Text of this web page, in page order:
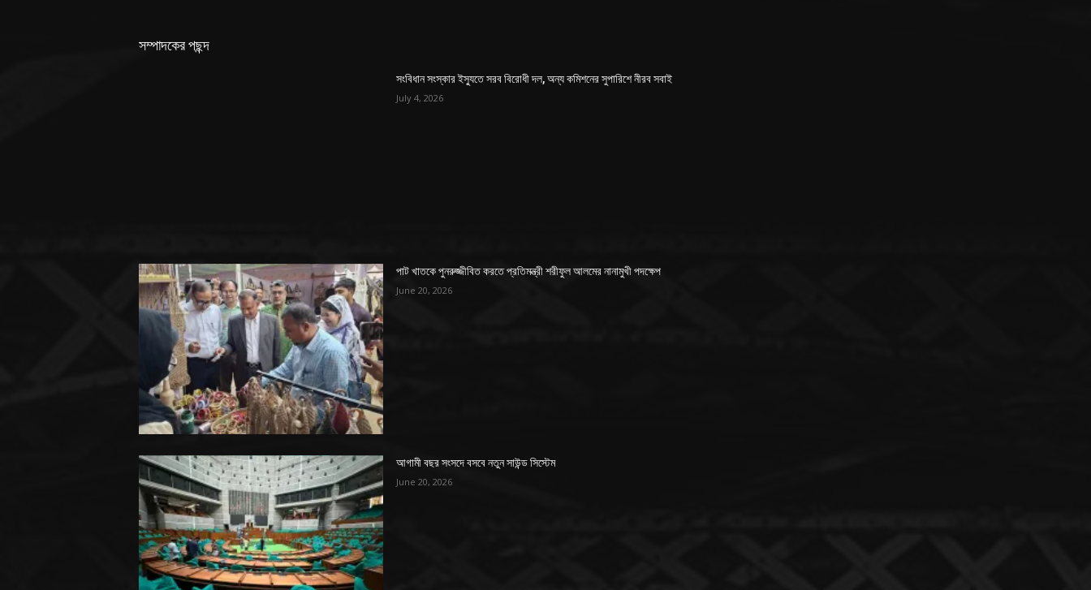
সম্পাদকের পছন্দ
সংবিধান সংস্কার ইস্যুতে সরব বিরোধী দল, অন্য কমিশনের সুপারিশে নীরব সবাই
July 4, 2026
পাট খাতকে পুনরুজ্জীবিত করতে প্রতিমন্ত্রী শরীফুল আলমের নানামুখী পদক্ষেপ
June 20, 2026
আগামী বছর সংসদে বসবে নতুন সাউন্ড সিস্টেম
June 20, 2026